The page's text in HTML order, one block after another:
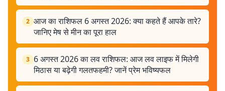
2 आज का राशिफल 6 अगस्त 2026: क्या कहते हैं आपके तारे?
जानिए मेष से मीन का पूरा हाल
3 6 अगस्त 2026 का लव राशिफल: आज लव लाइफ में मिलेगी
मिठास या बढ़ेगी गलतफहमी? जानें प्रेम भविष्यफल